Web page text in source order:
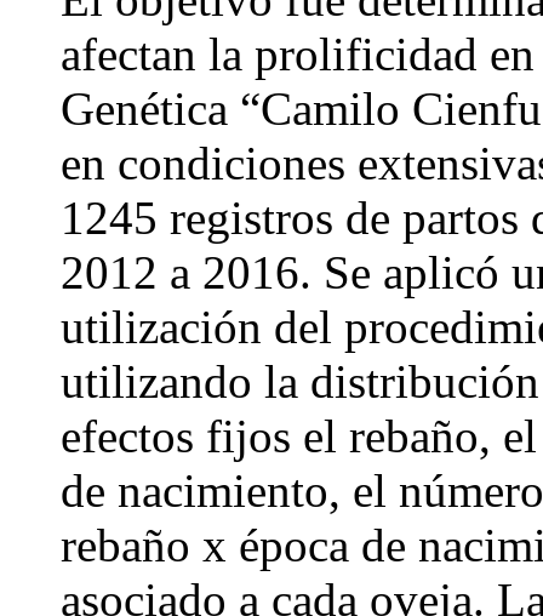
afectan la prolificidad en
Genética “Camilo
en condiciones
1245 registros de partos
2012 a 2016. Se aplicó
utilización del
utilizando la
efectos fijos el rebaño,
de nacimiento, el
rebaño x época de
asociado a cada oveja.